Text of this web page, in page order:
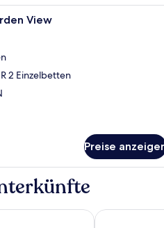
Ein Hotelzimmer mit einem
View
2 Einzelbetten
Preise
Smaragdi Kos